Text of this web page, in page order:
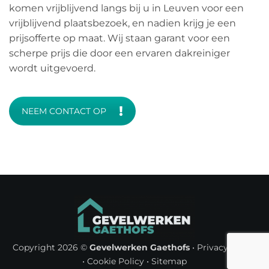
komen vrijblijvend langs bij u in Leuven voor een
vrijblijvend plaatsbezoek, en nadien krijg je een
prijsofferte op maat. Wij staan garant voor een
scherpe prijs die door een ervaren dakreiniger
wordt uitgevoerd.
NEEM CONTACT OP
Copyright 2026 © Gevelwerken Gaethofs • Privacy Policy
• Cookie Policy • Sitemap